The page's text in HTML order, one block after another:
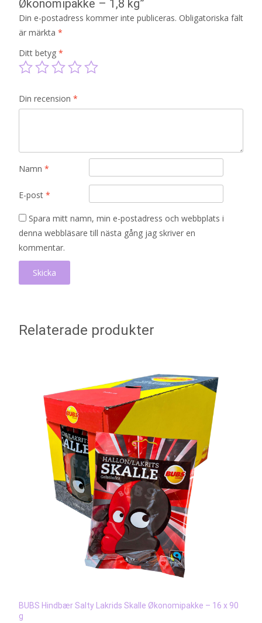
Økonomipakke – 1,8 kg”
Din e-postadress kommer inte publiceras. Obligatoriska fält
är märkta *
Ditt betyg *
Din recension *
Namn *
E-post *
Spara mitt namn, min e-postadress och webbplats i
denna webbläsare till nästa gång jag skriver en
kommentar.
Relaterade produkter
BUBS Hindbær Salty Lakrids Skalle Økonomipakke – 16 x 90
g